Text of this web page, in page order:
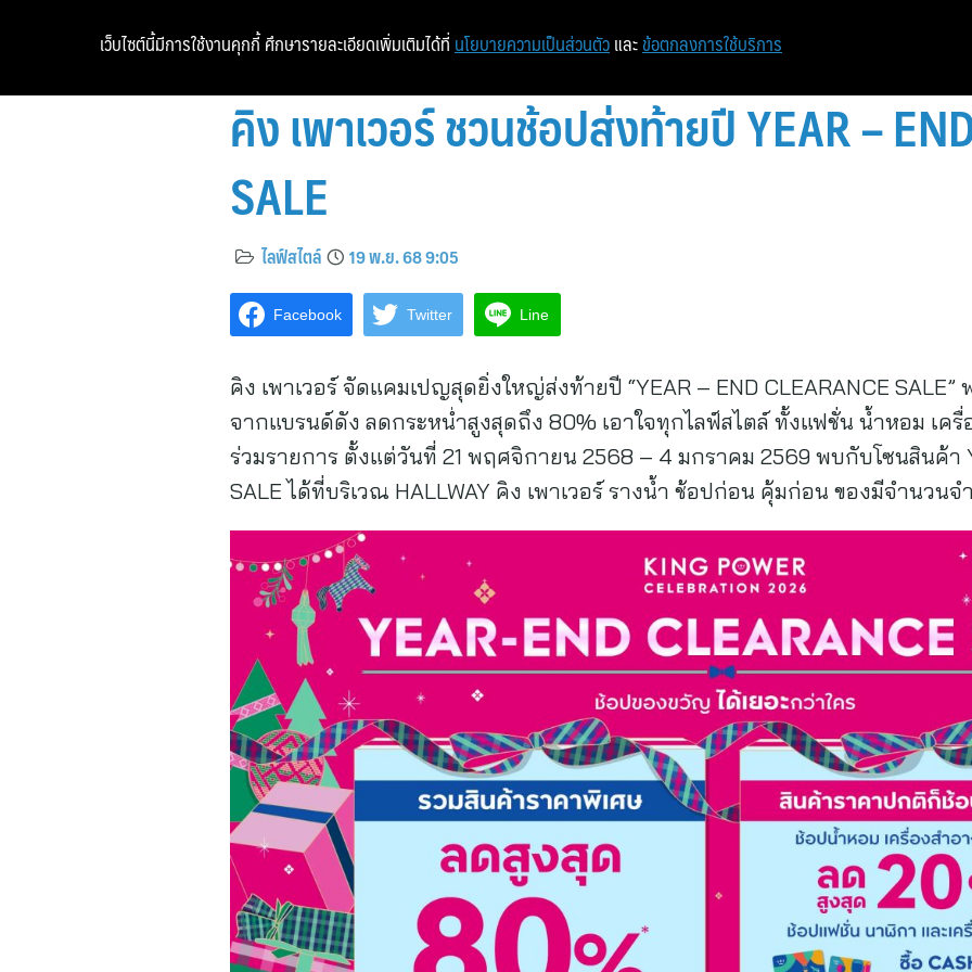
หน้าแรก ท่องเที่ยว
คิง เพาเวอร์ ชวนช้อปส่งท้ายปี YEAR –
SALE
ไลฟ์สไตล์ 19 พ.ย. 68 9:05
Facebook Twitter Line
คิง เพาเวอร์ จัดแคมเปญสุดยิ่งใหญ่ส่งท้ายปี “YEAR – END CLEARANCE
จากแบรนด์ดัง ลดกระหน่ำสูงสุดถึง 80% เอาใจทุกไลฟ์สไตล์ ทั้งแฟชั่น น้ำหอม เค
ร่วมรายการ ตั้งแต่วันที่ 21 พฤศจิกายน 2568 – 4 มกราคม 2569 พบกับโซนสินค้า
SALE ได้ที่บริเวณ HALLWAY คิง เพาเวอร์ รางน้ำ ช้อปก่อน คุ้มก่อน ของมีจำนวนจ
เว็บไซต์นี้มีการใช้งานคุกกี้ ศึกษารายละเอียดเพิ่มเติมได้ที่ นโยบายความเป็นส่วนตัว และ ข้อตกลงการใช้บริการ